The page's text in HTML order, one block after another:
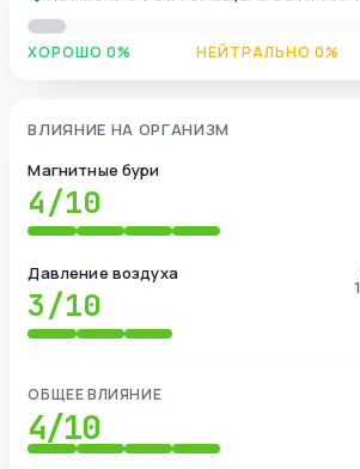
ХОРОШО 0% НЕЙТРАЛЬНО 0%
ВЛИЯНИЕ НА ОРГАНИЗМ
Магнитные бури
4/10
Давление воздуха
3/10
ОБЩЕЕ ВЛИЯНИЕ
4/10